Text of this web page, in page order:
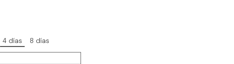
4 días 8 días